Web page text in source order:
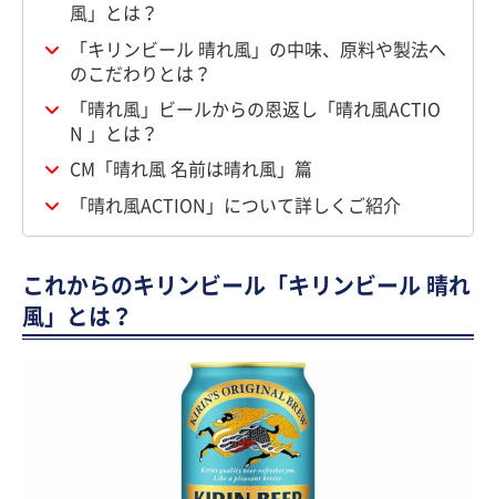
風」とは？
「キリンビール 晴れ風」の中味、原料や製法へ
のこだわりとは？
「晴れ風」ビールからの恩返し「晴れ風ACTIO
N 」とは？
CM「晴れ風 名前は晴れ風」篇
「晴れ風ACTION」について詳しくご紹介
これからのキリンビール「キリンビール 晴れ
風」とは？